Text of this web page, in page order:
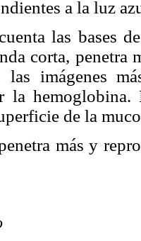
a la luz
las bases
corta, penetra
imágenes
la
de la
más y